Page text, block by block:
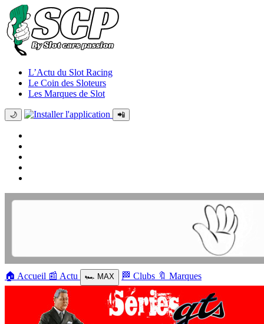
L’Actu du Slot Racing
Le Coin des Sloteurs
Les Marques de Slot
🌙 📲
🏠 Accueil 📰 Actu 🏎️ MAX 🏁 Clubs 🔖 Marques